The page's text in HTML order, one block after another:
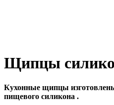
Щипцы
Кухонные щипцы
пищевого силикона .